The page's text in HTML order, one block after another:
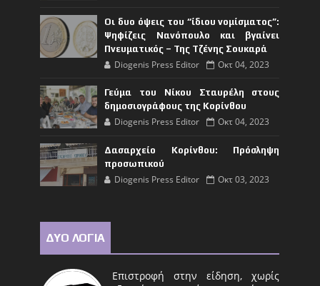
Οι δυο όψεις του “ίδιου νομίσματος”:
Ψηφίζεις Νανόπουλο και βγαίνει
Πνευματικός – Της Τζένης Σουκαρά
Diogenis Press Editor Οκτ 04, 2023
Γεύμα του Νίκου Σταυρέλη στους
δημοσιογράφους της Κορίνθου
Diogenis Press Editor Οκτ 04, 2023
Δασαρχείο Κορίνθου: Πρόσληψη
προσωπικού
Diogenis Press Editor Οκτ 03, 2023
ΔΥΟ ΛΟΓΙΑ
Επιστροφή στην είδηση, χωρίς